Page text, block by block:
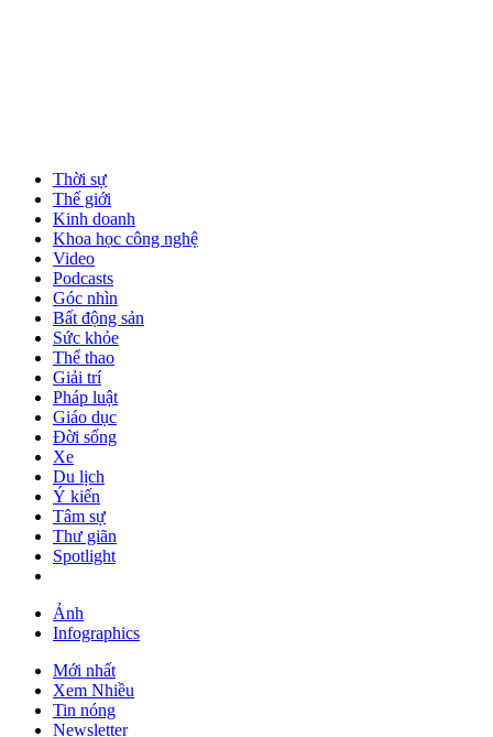
Thời sự
Thế giới
Kinh doanh
Khoa học công nghệ
Video
Podcasts
Góc nhìn
Bất động sản
Sức khỏe
Thể thao
Giải trí
Pháp luật
Giáo dục
Đời sống
Xe
Du lịch
Ý kiến
Tâm sự
Thư giãn
Spotlight
Ảnh
Infographics
Mới nhất
Xem Nhiều
Tin nóng
Newsletter